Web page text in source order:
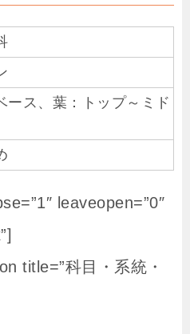
ース、葉：トップ～ミド
leaveopen=”0″
title=”科目・系統・